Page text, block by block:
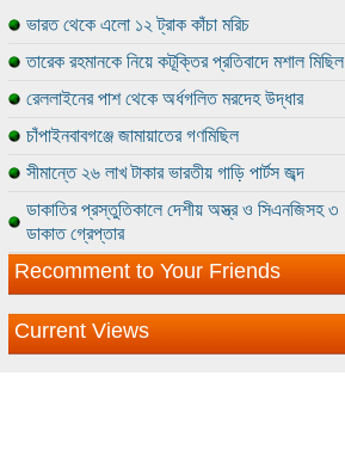
ভারত থেকে এলো ১২ ট্রাক কাঁচা মরিচ
তারেক রহমানকে নিয়ে কটূক্তির প্রতিবাদে মশাল মিছিল
রেললাইনের পাশ থেকে অর্ধগলিত মরদেহ উদ্ধার
চাঁপাইনবাবগঞ্জে জামায়াতের গণমিছিল
সীমান্তে ২৬ লাখ টাকার ভারতীয় গাড়ি পার্টস জব্দ
ডাকাতির প্রস্তুতিকালে দেশীয় অস্ত্র ও সিএনজিসহ ৩
ডাকাত গ্রেপ্তার
Recomment to Your Friends
Current Views